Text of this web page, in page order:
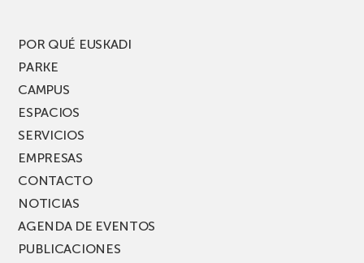
PARKEA
MUSIK
POR QUÉ EUSKADI
PARKE
CAMPUS
ESPACIOS
SERVICIOS
EMPRESAS
CONTACTO
NOTICIAS
AGENDA DE EVENTOS
PUBLICACIONES